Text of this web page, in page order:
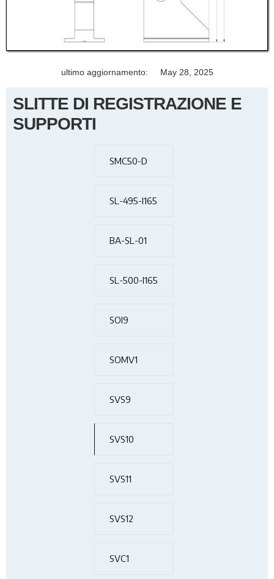
ultimo aggiornamento: May 28, 2025
SLITTE DI REGISTRAZIONE E
SUPPORTI
SMC50-D
SL-495-I165
BA-SL-01
SL-500-I165
SOI9
SOMV1
SVS9
SVS10
SVS11
SVS12
SVC1